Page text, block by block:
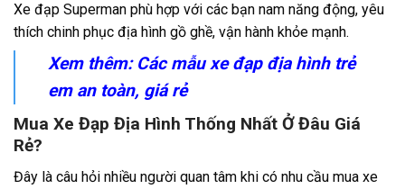
Xe đạp Superman phù hợp với các bạn nam năng động, yêu
thích chinh phục địa hình gồ ghề, vận hành khỏe mạnh.
Xem thêm: Các mẫuxe đạp địa hình trẻ
eman toàn, giá rẻ
Mua Xe Đạp Địa Hình Thống Nhất Ở Đâu Giá
Rẻ?
Đây là câu hỏi nhiều người quan tâm khi có nhu cầu mua xe